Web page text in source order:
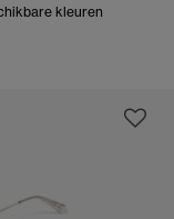
kleuren